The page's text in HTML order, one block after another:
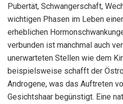
Pubertät, Schwangerschaft,
wichtigen Phasen im Leben
erheblichen
verbunden ist manchmal auch
unerwarteten Stellen wie dem
beispielsweise schafft der
Androgene, was das Auftreten
Gesichtshaar begünstigt. Eine